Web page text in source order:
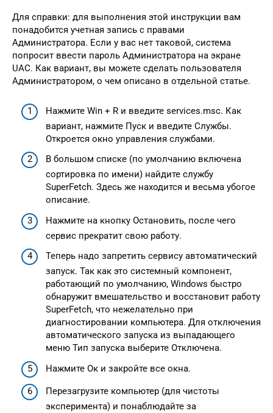
Для справки: для выполнения этой инструкции вам
понадобится учетная запись с правами
Администратора. Если у вас нет таковой, система
попросит ввести пароль Администратора на экране
UAC. Как вариант, вы можете сделать пользователя
Администратором, о чем описано в отдельной статье.
Нажмите Win + R и введите services.msc. Как
вариант, нажмите Пуск и введите Службы.
Откроется окно управления службами.
В большом списке (по умолчанию включена
сортировка по имени) найдите службу
SuperFetch. Здесь же находится и весьма убогое
описание.
Нажмите на кнопку Остановить, после чего
сервис прекратит свою работу.
Теперь надо запретить сервису автоматический
запуск. Так как это системный компонент,
работающий по умолчанию, Windows быстро
обнаружит вмешательство и восстановит работу
SuperFetch, что нежелательно при
диагностировании компьютера. Для отключения
автоматического запуска из выпадающего
меню Тип запуска выберите Отключена.
Нажмите Ок и закройте все окна.
Перезагрузите компьютер (для чистоты
эксперимента) и понаблюдайте за